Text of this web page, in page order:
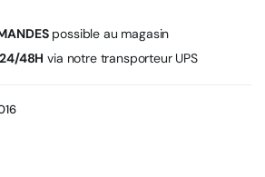
possible au magasin
24/48H via notre transporteur UPS